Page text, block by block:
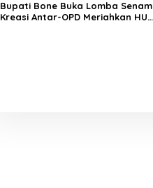
Bupati Bone Buka Lomba Senam
Kreasi Antar-OPD Meriahkan HUT